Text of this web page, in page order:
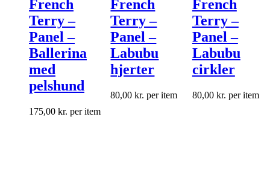
French
Terry –
Panel –
Ballerina
med
pelshund
175,00 kr. per item
French
Terry –
Panel –
Labubu
hjerter
80,00kr. per item
French
Terry –
Panel –
Labubu
cirkler
80,00 kr. per item